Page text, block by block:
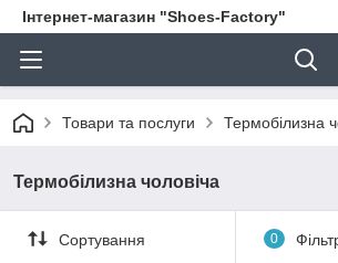
Інтернет-магазин "Shoes-Factory"
Товари та послуги Термобілизна
Термобілизна чоловіча
Сортування 0